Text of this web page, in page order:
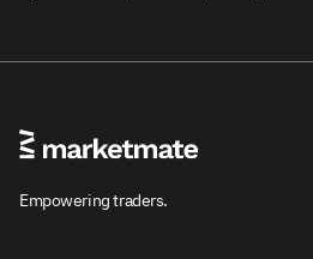
Empowering traders.